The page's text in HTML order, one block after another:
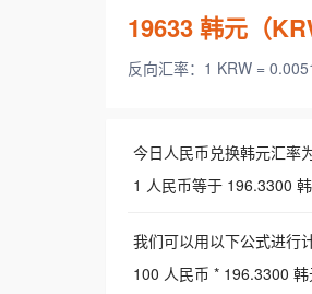
19633韩元（
反向汇率：1 KRW =
今日人民币兑换韩元汇率为
1 人民币等于 196.3300
我们可以用以下公式进行计
100 人民币 * 196.3300